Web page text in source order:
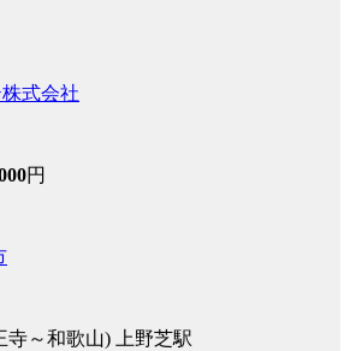
式会社
円
寺～和歌山) 上野芝駅